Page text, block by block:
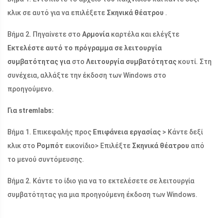
κλικ σε αυτό για να επιλέξετε Σκηνικά θέατρου .
Βήμα 2. Πηγαίνετε στο Αρμονία καρτέλα και ελέγξτε
Εκτελέστε αυτό το πρόγραμμα σε λειτουργία
συμβατότητας για στο Λειτουργία συμβατότητας κουτί. Στη
συνέχεια, αλλάξτε την έκδοση των Windows στο
προηγούμενο.
Για stremlabs:
Βήμα 1. Επικεφαλής προς Επιφάνεια εργασίας > Κάντε δεξί
κλικ στο Ρομπότ εικονίδιο> Επιλέξτε Σκηνικά θέατρου από
το μενού συντόμευσης.
Βήμα 2. Κάντε το ίδιο για να το εκτελέσετε σε λειτουργία
συμβατότητας για μια προηγούμενη έκδοση των Windows.